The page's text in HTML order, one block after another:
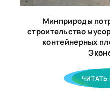
Минприроды
строительство
контейнерных